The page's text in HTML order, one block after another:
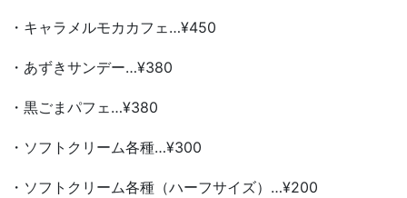
・キャラメルモカカフェ…¥450
・あずきサンデー…¥380
・黒ごまパフェ…¥380
・ソフトクリーム各種…¥300
・ソフトクリーム各種（ハーフサイズ）…¥200